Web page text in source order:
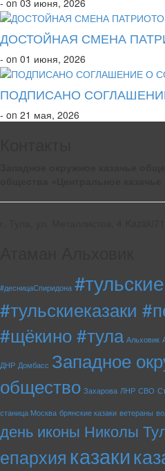
ДОСТОЙНАЯ СМЕНА
- on 01 июня, 2026
ПОДПИСАНО
- on 21 мая, 2026
#десницаСпиридона
#тульскиеказаки
#щёкино #тула Альховик
ДНР Домбасс Западное
общество Захарова ЛНР СВО
станица Москва брянские казаки ветераны
день иконы Николы
епархия казаки